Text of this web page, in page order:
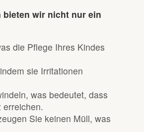
bieten wir nicht nur ein
die Pflege Ihres Kindes
sie Irritationen
was bedeutet, dass
erreichen.
Sie keinen Müll, was